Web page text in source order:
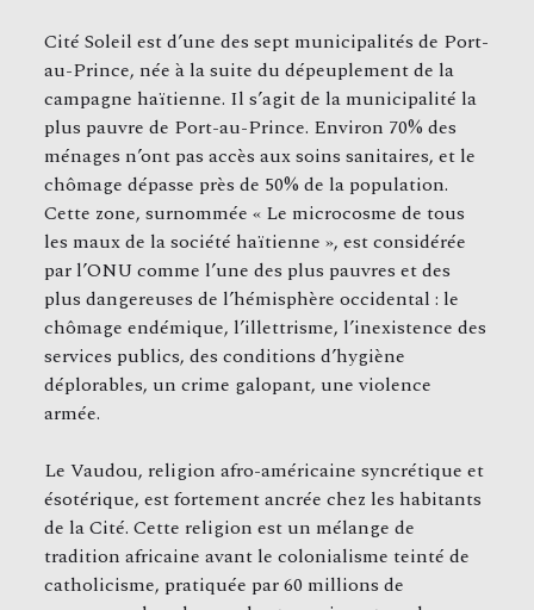
Cité Soleil est d’une des sept municipalités de Port-
au-Prince, née à la suite du dépeuplement de la
campagne haïtienne. Il s’agit de la municipalité la
plus pauvre de Port-au-Prince. Environ 70% des
ménages n’ont pas accès aux soins sanitaires, et le
chômage dépasse près de 50% de la population.
Cette zone, surnommée « Le microcosme de tous
les maux de la société haïtienne », est considérée
par l’ONU comme l’une des plus pauvres et des
plus dangereuses de l’hémisphère occidental : le
chômage endémique, l’illettrisme, l’inexistence des
services publics, des conditions d’hygiène
déplorables, un crime galopant, une violence
armée.
Le Vaudou, religion afro-américaine syncrétique et
ésotérique, est fortement ancrée chez les habitants
de la Cité. Cette religion est un mélange de
tradition africaine avant le colonialisme teinté de
catholicisme, pratiquée par 60 millions de